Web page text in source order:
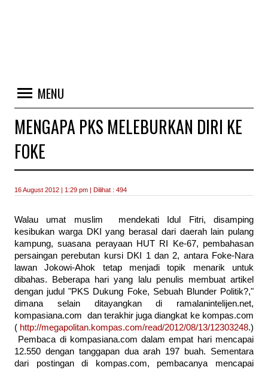
MENU
MENGAPA PKS MELEBURKAN DIRI KE
FOKE
16 August 2012 | 1:29 pm | Dilihat : 494
Walau umat muslim mendekati Idul Fitri, disamping
kesibukan warga DKI yang berasal dari daerah lain pulang
kampung, suasana perayaan HUT RI Ke-67, pembahasan
persaingan perebutan kursi DKI 1 dan 2, antara Foke-Nara
lawan Jokowi-Ahok tetap menjadi topik menarik untuk
dibahas. Beberapa hari yang lalu penulis membuat artikel
dengan judul "PKS Dukung Foke, Sebuah Blunder Politik?,"
dimana selain ditayangkan di ramalanintelijen.net,
kompasiana.com dan terakhir juga diangkat ke kompas.com
( http://megapolitan.kompas.com/read/2012/08/13/12303248.)
Pembaca di kompasiana.com dalam empat hari mencapai
12.550 dengan tanggapan dua arah 197 buah. Sementara
dari postingan di kompas.com, pembacanya mencapai